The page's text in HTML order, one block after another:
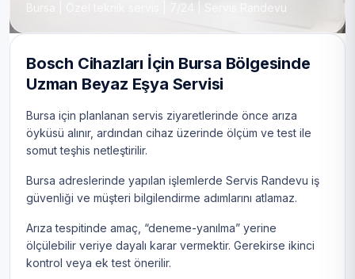
Bursa | Özel teknik servis | 7/24 | Servis Randevu
Bosch Cihazları İçin Bursa Bölgesinde
Uzman Beyaz Eşya Servisi
Bursa için planlanan servis ziyaretlerinde önce arıza
öyküsü alınır, ardından cihaz üzerinde ölçüm ve test ile
somut teşhis netleştirilir.
Bursa adreslerinde yapılan işlemlerde Servis Randevu iş
güvenliği ve müşteri bilgilendirme adımlarını atlamaz.
Arıza tespitinde amaç, “deneme-yanılma” yerine
ölçülebilir veriye dayalı karar vermektir. Gerekirse ikinci
kontrol veya ek test önerilir.